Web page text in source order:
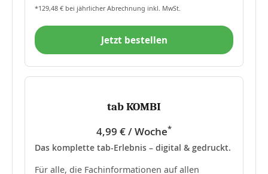
*129,48 € bei jährlicher Abrechnung inkl. MwSt.
Jetzt bestellen
tab KOMBI
4,99 € / Woche*
Das komplette tab-Erlebnis – digital & gedruckt.
Für alle, die Fachinformationen auf allen